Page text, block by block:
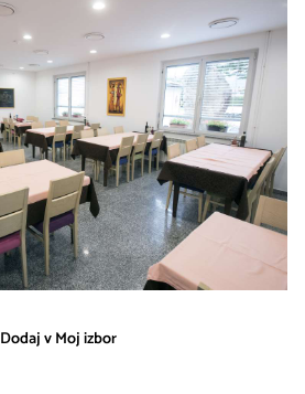
Dodaj v Moj izbor